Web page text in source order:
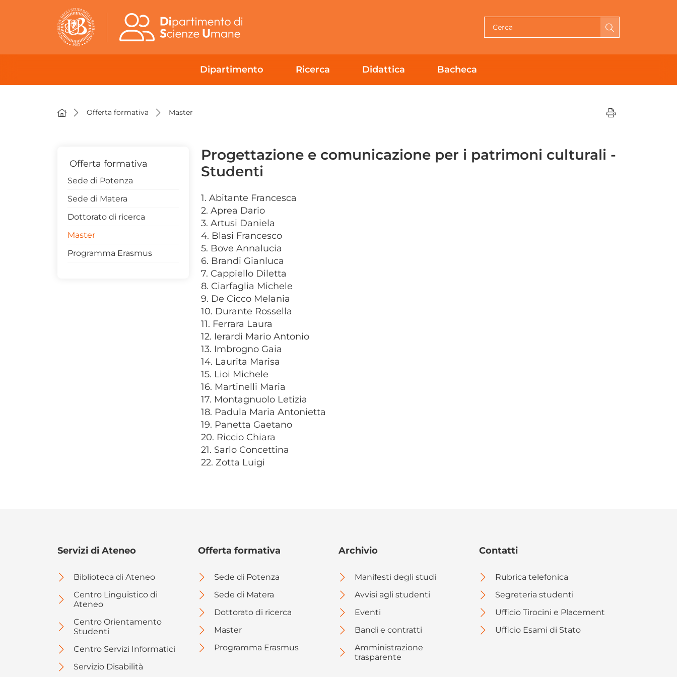
Dipartimento Ricerca Didattica Bacheca
Offerta formativa Master
Progettazione e comunicazione per i patrimoni culturali -
Studenti
1. Abitante Francesca
2. Aprea Dario
3. Artusi Daniela
4. Blasi Francesco
5. Bove Annalucia
6. Brandi Gianluca
7. Cappiello Diletta
8. Ciarfaglia Michele
9. De Cicco Melania
10. Durante Rossella
11. Ferrara Laura
12. Ierardi Mario Antonio
13. Imbrogno Gaia
14. Laurita Marisa
15. Lioi Michele
16. Martinelli Maria
17. Montagnuolo Letizia
18. Padula Maria Antonietta
19. Panetta Gaetano
20. Riccio Chiara
21. Sarlo Concettina
22. Zotta Luigi
Offerta formativa
Sede di Potenza
Sede di Matera
Dottorato di ricerca
Master
Programma Erasmus
Servizi di Ateneo
Biblioteca di Ateneo
Centro Linguistico di
Ateneo
Centro Orientamento
Studenti
Centro Servizi Informatici
Servizio Disabilità
Offerta formativa
Sede di Potenza
Sede di Matera
Dottorato di ricerca
Master
Programma Erasmus
Archivio
Manifesti degli studi
Avvisi agli studenti
Eventi
Bandi e contratti
Amministrazione
trasparente
Contatti
Rubrica telefonica
Segreteria studenti
Ufficio Tirocini e Placement
Ufficio Esami di Stato